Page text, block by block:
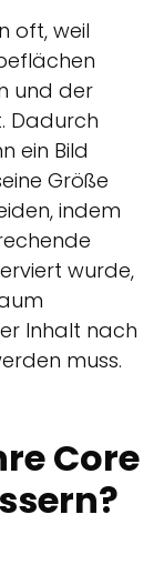
oft, weil
und der
Dadurch
ein Bild
Größe
indem
wurde,
Inhalt nach
muss.
Core